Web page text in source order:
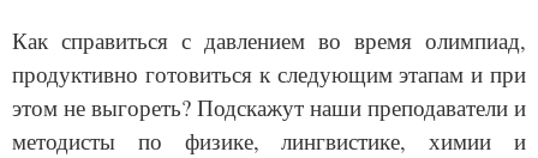
Как справиться с давлением во время олимпиад,
продуктивно готовиться к следующим этапам и при
этом не выгореть? Подскажут наши преподаватели и
методисты по физике, лингвистике, химии и